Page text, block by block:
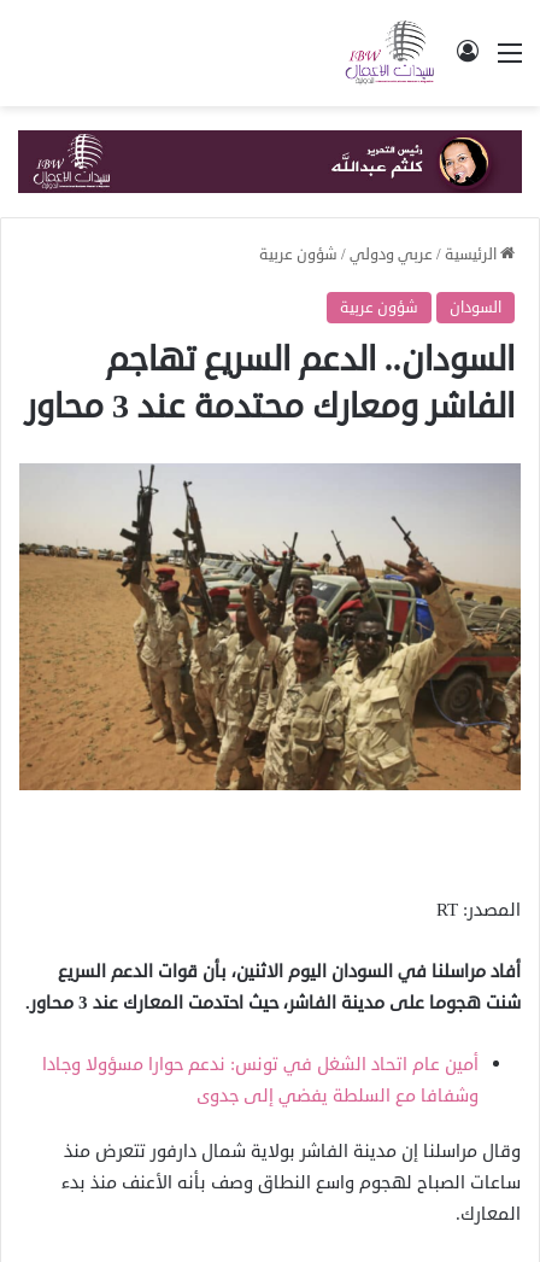
القائمة تسجيل الدخول
الرئيسية/ عربي ودولي/ شؤون عربية
السودان شؤون عربية
السودان.. الدعم السريع تهاجم
الفاشر ومعارك محتدمة عند 3 محاور
المصدر: RT
أفاد مراسلنا في السودان اليوم الاثنين، بأن قوات الدعم السريع
شنت هجوما على مدينة الفاشر، حيث احتدمت المعارك عند 3 محاور.
أمين عام اتحاد الشغل في تونس: ندعم حوارا مسؤولا وجادا
وشفافا مع السلطة يفضي إلى جدوى
وقال مراسلنا إن مدينة الفاشر بولاية شمال دارفور تتعرض منذ
ساعات الصباح لهجوم واسع النطاق وصف بأنه الأعنف منذ بدء
المعارك.